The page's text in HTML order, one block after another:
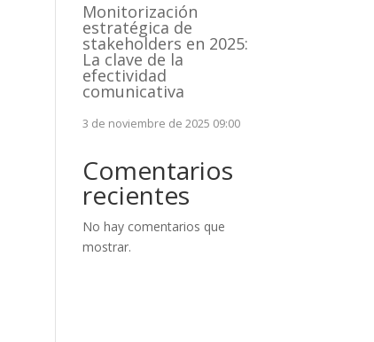
Monitorización
estratégica de
stakeholders en 2025:
La clave de la
efectividad
comunicativa
3 de noviembre de 2025 09:00
Comentarios
recientes
No hay comentarios que
mostrar.